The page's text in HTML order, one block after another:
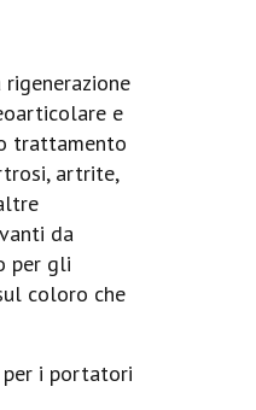
e
trattamento
artrite,
da
per gli
coloro che
i portatori